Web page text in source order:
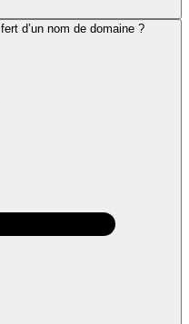
d’un nom de domaine ?